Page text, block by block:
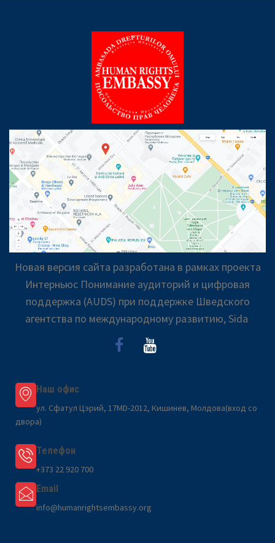
Новая версия сайта разработана в рамках проекта
Интерньюс Понимание аудиторий и цифровая
поддержка (AUDS) при поддержке Шведского
агентства по международному развитию, Sida
Наш офис
ул. Сфатул Цэрий, 17MD-2012, Кишинев, Молдова(вход со
двора)
Телефон
+373 22 920 700
Email
info@humanrightsembassy.org